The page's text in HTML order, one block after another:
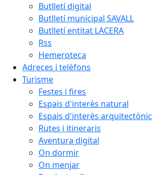
Butlletí digital
Butlletí municipal SAVALL
Butlletí entitat LACERA
Rss
Hemeroteca
Adreces i telèfons
Turisme
Festes i fires
Espais d'interès natural
Espais d'interès arquitectònic
Rutes i itineraris
Aventura digital
On dormir
On menjar